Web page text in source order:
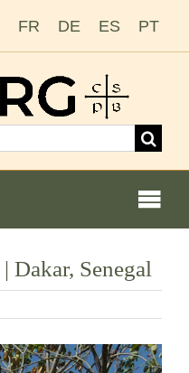
FR DE ES PT
Dakar, Senegal